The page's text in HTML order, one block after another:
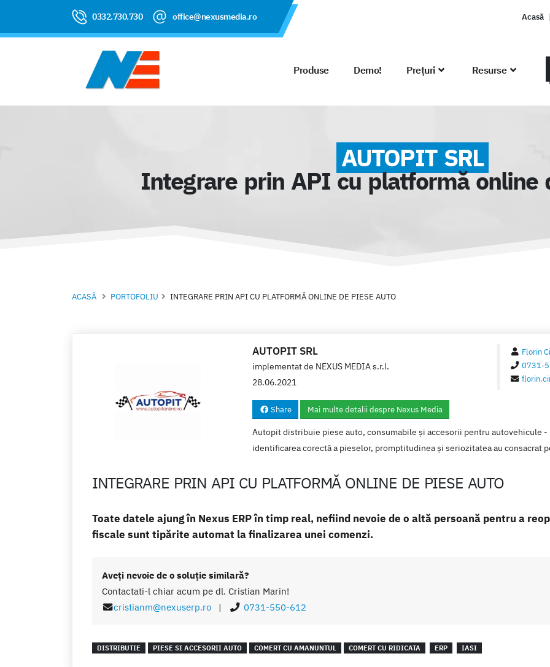
0332.730.730 office@nexusmedia.ro Acasă
Produse Demo! Prețuri Resurse
AUTOPIT SRL
Integrare prin API cu platformă online
ACASĂ PORTOFOLIU INTEGRARE PRIN API CU PLATFORMĂ ONLINE DE PIESE AUTO
AUTOPIT SRL
implementat de NEXUS MEDIA s.r.l.
28.06.2021
Florin
0731-
Share Mai multe detalii despre Nexus Media
Autopit distribuie piese auto, consumabile și accesorii pentru autovehicule
identificarea corectă a pieselor, promptitudinea și seriozitatea au consacrat
INTEGRARE PRIN API CU PLATFORMĂ ONLINE DE PIESE AUTO
Toate datele ajung în Nexus ERP în timp real, nefiind nevoie de o altă persoană pentru a
fiscale sunt tipărite automat la finalizarea unei comenzi.
Aveţi nevoie de o soluţie similară?
Contactati-l chiar acum pe dl. Cristian Marin!
cristianm@nexuserp.ro | 0731-550-612
DISTRIBUTIE PIESE SI ACCESORII AUTO COMERT CU AMANUNTUL COMERT CU RIDICATA ERP IASI